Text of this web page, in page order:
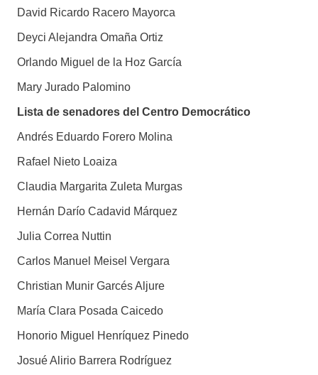
David Ricardo Racero Mayorca
Deyci Alejandra Omaña Ortiz
Orlando Miguel de la Hoz García
Mary Jurado Palomino
Lista de senadores del Centro Democrático
Andrés Eduardo Forero Molina
Rafael Nieto Loaiza
Claudia Margarita Zuleta Murgas
Hernán Darío Cadavid Márquez
Julia Correa Nuttin
Carlos Manuel Meisel Vergara
Christian Munir Garcés Aljure
María Clara Posada Caicedo
Honorio Miguel Henríquez Pinedo
Josué Alirio Barrera Rodríguez